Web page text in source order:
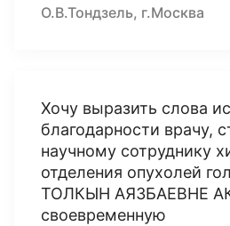
О.В.Тондзель, г.Москва
Хочу выразить слова
благодарности врачу,
научному сотруднику
отделения опухолей
ТОЛКЫН АЯЗБАЕВНЕ
своевременную